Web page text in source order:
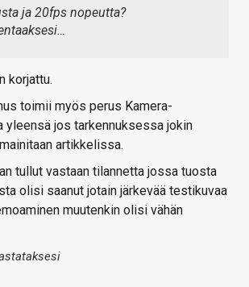
ja 20fps nopeutta?
korjattu.
toimii myös perus Kamera-
yleensä jos tarkennuksessa jokin
artikkelissa.
tullut vastaan tilannetta jossa tuosta
olisi saanut jotain järkevää testikuvaa
muutenkin olisi vähän